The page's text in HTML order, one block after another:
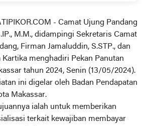
- Camat Ujung Pandang
M.M., didampingi Sekretaris Camat
Firman Jamaluddin, S.STP., dan
Kartika menghadiri Pekan Panutan
tahun 2024, Senin (13/05/2024).
ini digelar oleh Badan Pendapatan
Makassar.
ialah untuk memberikan
terkait kewajiban membayar